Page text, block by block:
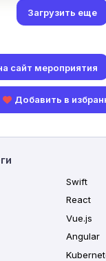
Загрузить еще
сайт мероприятия
Добавить в
Swift
React
Vue.js
Angular